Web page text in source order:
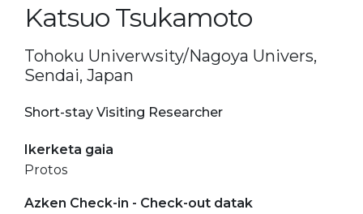
Katsuo Tsukamoto
Tohoku Univerwsity/Nagoya Univers,
Sendai, Japan
Short-stay Visiting Researcher
Ikerketa gaia
Protos
Azken Check-in - Check-out datak